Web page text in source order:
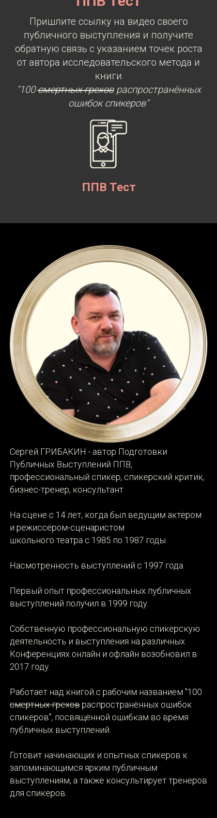
Пришлите ссылку на видео своего
публичного выступления и получите
обратную связь с указанием точек роста
от автора исследовательского метода и
книги
"100смертных греховраспространённых
ошибок спикеров"
ППВ Тест
Сергей ГРИБАКИН - автор Подготовки
Публичных Выступлений ППВ,
профессиональный спикер, спикерский критик,
бизнес-тренер, консультант.
На сцене с 14 лет, когда был ведущим актёром
и режиссёром-сценаристом
школьного театра с 1985 по 1987 годы.
Насмотренность выступлений с 1997 года.
Первый опыт профессиональных публичных
выступлений получил в 1999 году.
Собственную профессиональную спикерскую
деятельность и выступления на различных
Конференциях онлайн и офлайн возобновил в
2017 году.
Работает над книгой с рабочим названием "100
смертных греховраспространённых ошибок
спикеров", посвящённой ошибкам во время
публичных выступлений.
Готовит начинающих и опытных спикеров к
запоминающимся ярким публичным
выступлениям, а также консультирует тренеров
для спикеров.